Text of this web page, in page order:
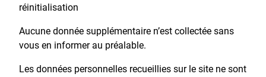
réinitialisation
Aucune donnée supplémentaire n’est collectée sans
vous en informer au préalable.
Les données personnelles recueillies sur le site ne sont